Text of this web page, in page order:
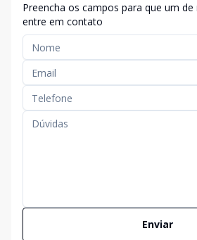
Preencha os campos para que um
entre em contato
Enviar